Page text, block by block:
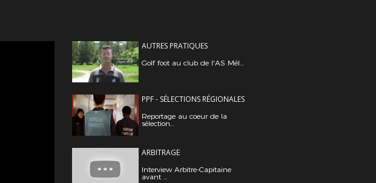
AUTRES PRATIQUES
Golf foot au club de l'AS Mél...
PPF - SÉLECTIONS RÉGIONALES
Reportage au coeur de la
sélection...
ARBITRAGE
Interview Arbitre-Capitaine
avant ...